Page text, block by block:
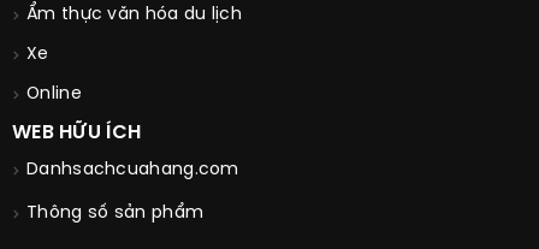
Ẩm thực văn hóa du lịch
Xe
Online
WEB HỮU ÍCH
Danhsachcuahang.com
Thông số sản phẩm